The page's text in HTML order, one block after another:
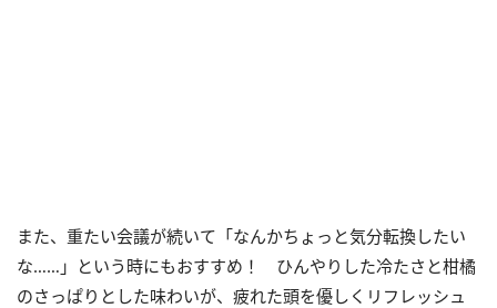
また、重たい会議が続いて「なんかちょっと気分転換したい
な……」という時にもおすすめ！ ひんやりした冷たさと柑橘
のさっぱりとした味わいが、疲れた頭を優しくリフレッシュ